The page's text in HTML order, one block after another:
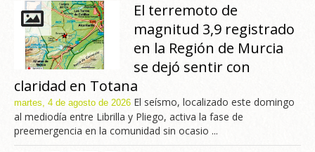
El terremoto de
magnitud 3,9 registrado
en la Región de Murcia
se dejó sentir con
claridad en Totana
martes, 4 de agosto de 2026 El seísmo, localizado este domingo
al mediodía entre Librilla y Pliego, activa la fase de
preemergencia en la comunidad sin ocasio ...